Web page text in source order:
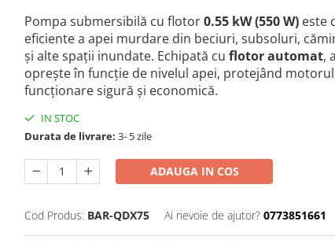
Pompa submersibilă cu flotor0.55 kW (550 W) este
eficiente a apei murdare din beciuri, subsoluri,
și alte spații inundate. Echipată cu flotor automat,
oprește în funcție de nivelul apei, protejând
funcționare sigură și economică.
IN STOC
Durata de livrare: 3- 5 zile
ADAUGA IN COS
Cod Produs: BAR-QDX75 Ai nevoie de ajutor? 0773851661